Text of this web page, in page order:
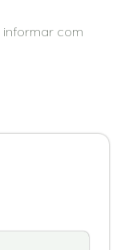
informar com